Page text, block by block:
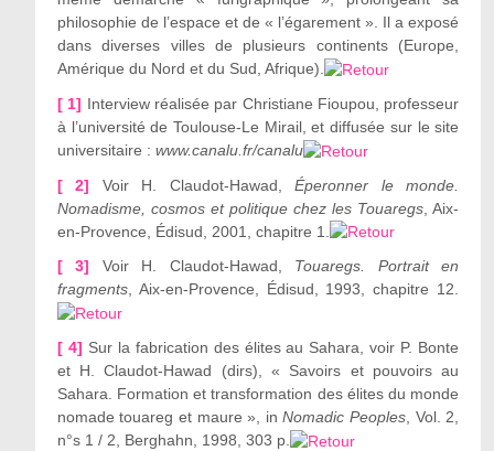
philosophie de l’espace et de « l’égarement ». Il a exposé
dans diverses villes de plusieurs continents (Europe,
Amérique du Nord et du Sud, Afrique).
[ 1] Interview réalisée par Christiane Fioupou, professeur
à l’université de Toulouse-Le Mirail, et diffusée sur le site
universitaire : www.canalu.fr/canalu
[ 2] Voir H. Claudot-Hawad,Éperonner le monde.
Nomadisme, cosmos et politique chez les Touaregs , Aix-
en-Provence, Édisud, 2001, chapitre 1.
[ 3] Voir H. Claudot-Hawad, Touaregs. Portrait en
fragments, Aix-en-Provence, Édisud, 1993, chapitre 12.
[ 4] Sur la fabrication des élites au Sahara, voir P. Bonte
et H. Claudot-Hawad (dirs), « Savoirs et pouvoirs au
Sahara. Formation et transformation des élites du monde
nomade touareg et maure », inNomadic Peoples , Vol. 2,
n°s 1 / 2, Berghahn, 1998, 303 p.